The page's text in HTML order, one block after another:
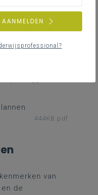
vragen,
444KB pdf
van
de